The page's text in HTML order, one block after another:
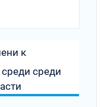
к
среди